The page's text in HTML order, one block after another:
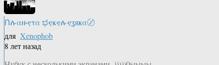
Ոሉαዙҿτα ಭҿҝҿሉҿʓяҝα〄
для Xenophob
8 лет назад